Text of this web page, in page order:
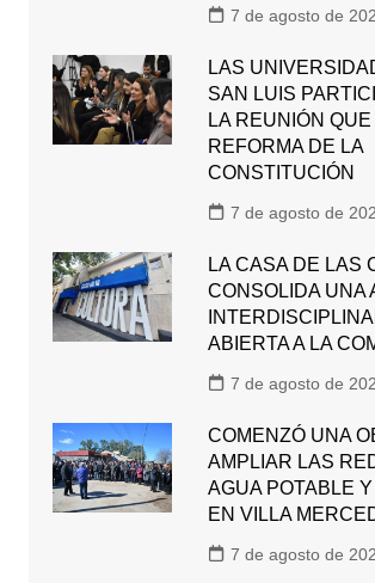
7 de agosto de
LAS
SAN LUIS
LA REUNIÓN
REFORMA DE LA
CONSTITUCIÓN
7 de agosto de
LA CASA DE LAS
CONSOLIDA UNA
ABIERTA A LA
7 de agosto de
COMENZÓ UNA
AMPLIAR LAS
AGUA POTABLE
EN VILLA
7 de agosto de